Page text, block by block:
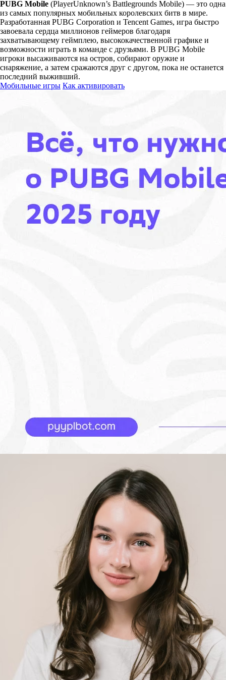
PUBG Mobile (PlayerUnknown’s Battlegrounds Mobile) — это одна
из самых популярных мобильных королевских битв в мире.
Разработанная PUBG Corporation и Tencent Games, игра быстро
завоевала сердца миллионов геймеров благодаря
захватывающему геймплею, высококачественной графике и
возможности играть в команде с друзьями. В PUBG Mobile
игроки высаживаются на остров, собирают оружие и
снаряжение, а затем сражаются друг с другом, пока не останется
последний выживший.
Мобильные игры Как активировать